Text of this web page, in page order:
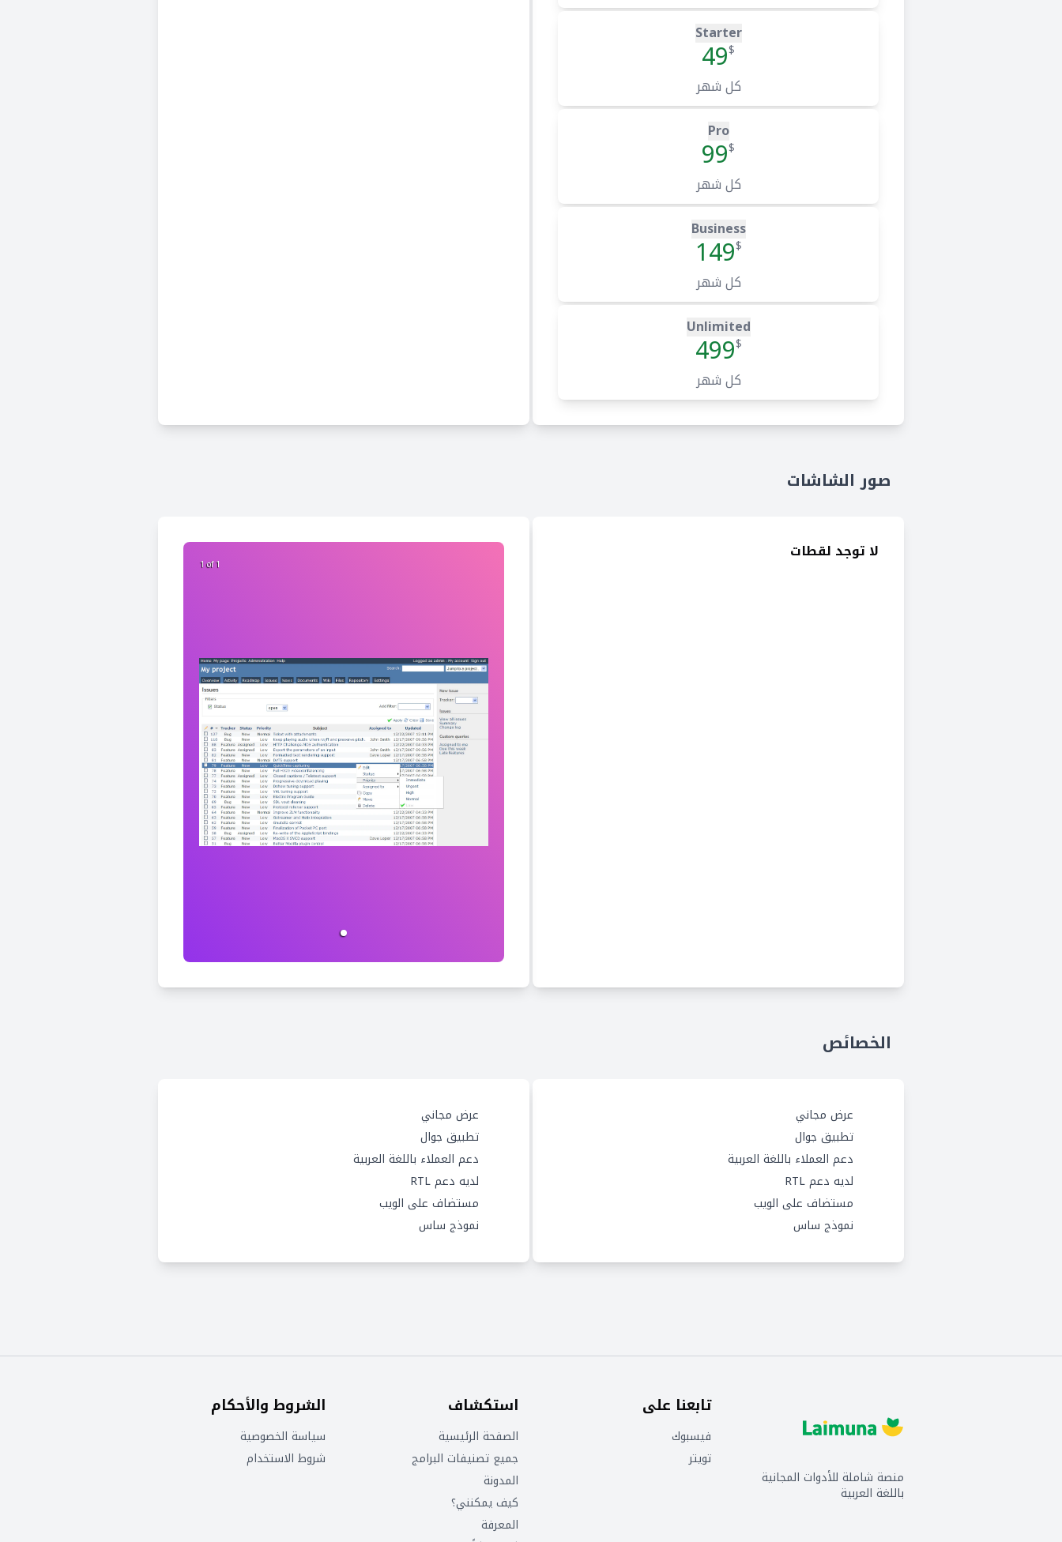
Starter
$
49
كل شهر
Pro
$
99
كل شهر
Business
$
149
كل شهر
Unlimited
$
499
كل شهر
صور الشاشات
لا توجد لقطات
1 of 1
الخصائص
عرض مجاني
تطبيق جوال
دعم العملاء باللغة العربية
لديه دعم RTL
مستضاف على الويب
نموذج ساس
عرض مجاني
تطبيق جوال
دعم العملاء باللغة العربية
لديه دعم RTL
مستضاف على الويب
نموذج ساس
منصة شاملة للأدوات المجانية
باللغة العربية
تابعنا على
فيسبوك
تويتر
استكشاف
الصفحة الرئيسية
جميع تصنيفات البرامج
المدونة
كيف يمكنني؟
المعرفة
الشروط والأحكام
سياسة الخصوصية
شروط الاستخدام